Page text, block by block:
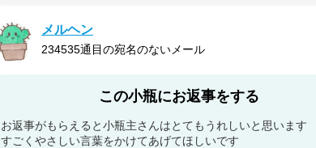
メルヘン
234535通目の宛名のないメール
この小瓶にお返事をする
お返事がもらえると小瓶主さんはとてもうれしいと思います
すごくやさしい言葉をかけてあげてほしいです